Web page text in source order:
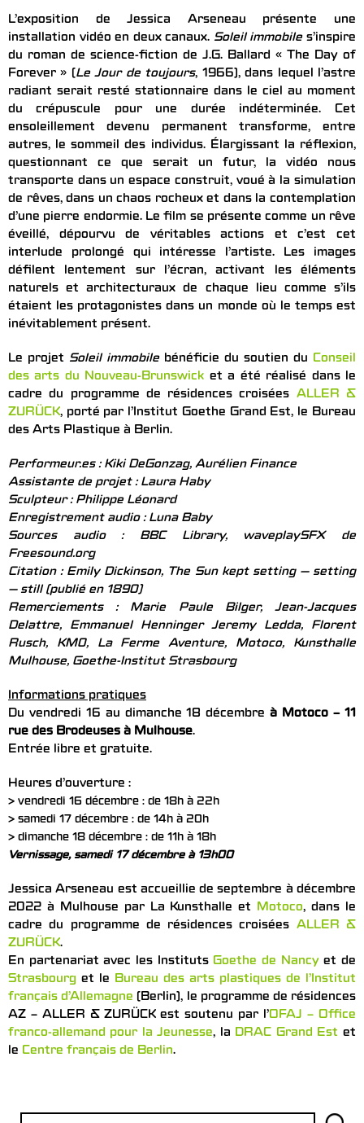
L’exposition de Jessica Arseneau présente une
installation vidéo en deux canaux. Soleil immobiles’inspire
du roman de science-fiction de J.G. Ballard « The Day of
Forever » (Le Jour de toujours, 1966), dans lequel l’astre
radiant serait resté stationnaire dans le ciel au moment
du crépuscule pour une durée indéterminée. Cet
ensoleillement devenu permanent transforme, entre
autres, le sommeil des individus. Élargissant la réflexion,
questionnant ce que serait un futur, la vidéo nous
transporte dans un espace construit, voué à la simulation
de rêves, dans un chaos rocheux et dans la contemplation
d’une pierre endormie. Le film se présente comme un rêve
éveillé, dépourvu de véritables actions et c’est cet
interlude prolongé qui intéresse l’artiste. Les images
défilent lentement sur l’écran, activant les éléments
naturels et architecturaux de chaque lieu comme s’ils
étaient les protagonistes dans un monde où le temps est
inévitablement présent.
Le projet Soleil immobilebénéficie du soutien du Conseil
des arts du Nouveau-Brunswick et a été réalisé dans le
cadre du programme de résidences croisées ALLER &
ZURÜCK, porté par l’Institut Goethe Grand Est, le Bureau
des Arts Plastique à Berlin.
Performeur.es : Kiki DeGonzag, Aurélien Finance
Assistante de projet : Laura Haby
Sculpteur : Philippe Léonard
Enregistrement audio : Luna Baby
Sources audio : BBC Library, waveplaySFX de
Freesound.org
Citation : Emily Dickinson, The Sun kept setting — setting
— still (publié en 1890)
Remerciements : Marie Paule Bilger, Jean-Jacques
Delattre, Emmanuel Henninger Jeremy Ledda, Florent
Rusch, KM0, La Ferme Aventure, Motoco, Kunsthalle
Mulhouse, Goethe-Institut Strasbourg
Informations pratiques
Du vendredi 16 au dimanche 18 décembreà Motoco – 11
rue des Brodeuses à Mulhouse.
Entrée libre et gratuite.
Heures d’ouverture :
> vendredi 16 décembre : de 18h à 22h
> samedi 17 décembre : de 14h à 20h
> dimanche 18 décembre : de 11h à 18h
Vernissage, samedi 17 décembre à 13h00
Jessica Arseneau est accueillie de septembre à décembre
2022 à Mulhouse par La Kunsthalle et Motoco, dans le
cadre du programme de résidences croisées ALLER &
ZURÜCK.
En partenariat avec les Instituts Goethe de Nancyet de
Strasbourg et le Bureau des arts plastiques de l’Institut
français d’Allemagne (Berlin), le programme de résidences
AZ – ALLER & ZURÜCK est soutenu par l’OFAJ – Office
franco-allemand pour la Jeunesse, la DRAC Grand Est et
le Centre français de Berlin.